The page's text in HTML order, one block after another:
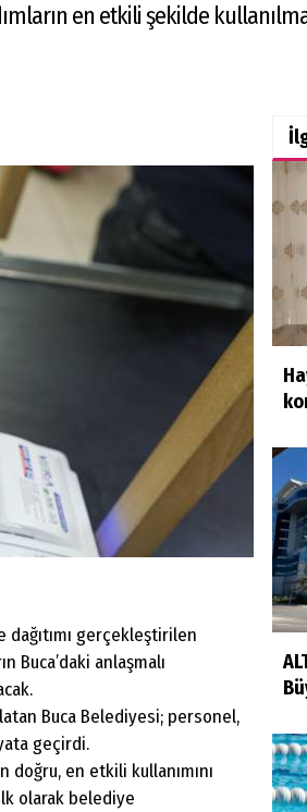
en etkili şekilde
dağıtımı gerçekleştirilen
Buca’daki anlaşmalı
Buca Belediyesi; personel,
geçirdi.
en etkili kullanımını
olarak belediye